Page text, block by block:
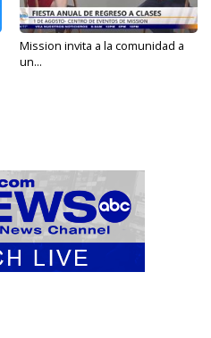
Mission invita a la comunidad a
un...